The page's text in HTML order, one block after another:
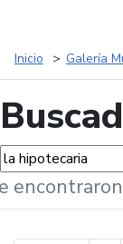
Inicio Galería